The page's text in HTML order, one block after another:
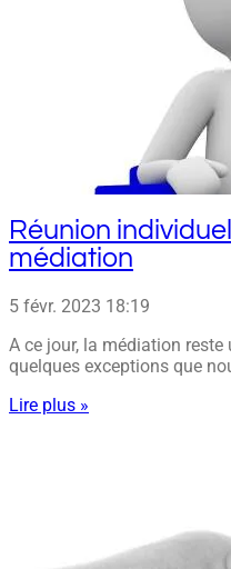
Réunion
médiation
5 févr. 2023 18:19
A ce jour, la médiation
quelques exceptions que
Lire plus »